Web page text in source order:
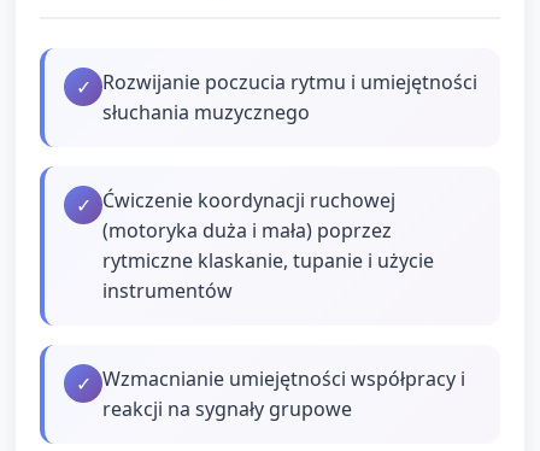
✓ Rozwijanie poczucia rytmu i umiejętności
słuchania muzycznego
✓ Ćwiczenie koordynacji ruchowej
(motoryka duża i mała) poprzez
rytmiczne klaskanie, tupanie i użycie
instrumentów
✓ Wzmacnianie umiejętności współpracy i
reakcji na sygnały grupowe